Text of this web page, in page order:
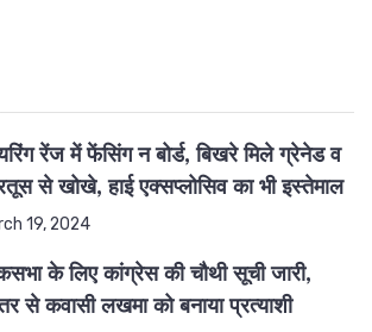
रेंज में फेंसिंग न बोर्ड, बिखरे मिले ग्रेनेड व
से खोखे, हाई एक्सप्लोसिव का भी इस्तेमाल
19, 2024
के लिए कांग्रेस की चौथी सूची जारी,
से कवासी लखमा को बनाया प्रत्याशी